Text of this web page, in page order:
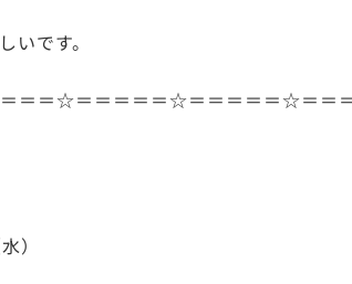
いです。
＝＝☆＝＝＝＝＝☆＝＝＝＝＝☆＝＝
）